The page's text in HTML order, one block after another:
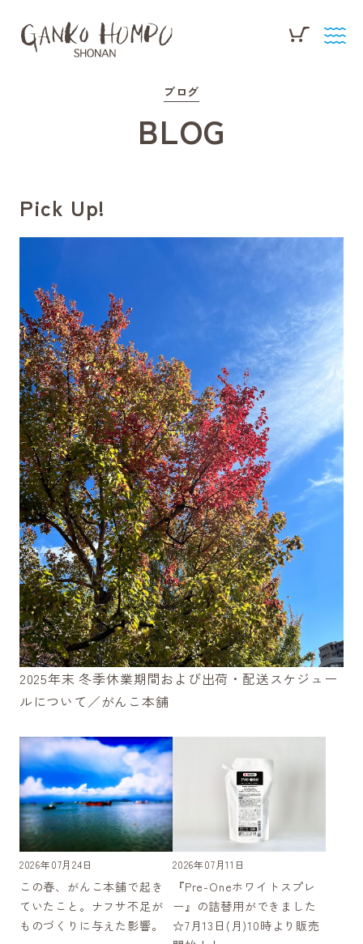
ブログ
BLOG
Pick Up!
2025年末 冬季休業期間および出荷・配送スケジュー
ルについて／がんこ本舗
2026年07月24日
この春、がんこ本舗で起き
ていたこと。ナフサ不足が
ものづくりに与えた影響。
2026年07月11日
『Pre-Oneホワイトスプレ
ー』の詰替用ができました
☆7月13日(月)10時より販売